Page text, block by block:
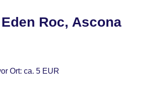
Roc, Ascona
Ort: ca. 5 EUR